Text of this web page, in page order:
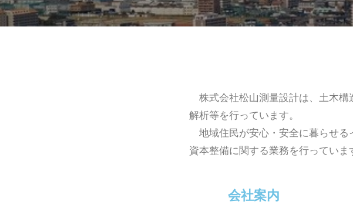
ー
ト
株式会社松山測量設計は、土木構
解析等を行っています。
地域住民が安心・安全に暮らせる
資本整備に関する業務を行っていま
会社案内